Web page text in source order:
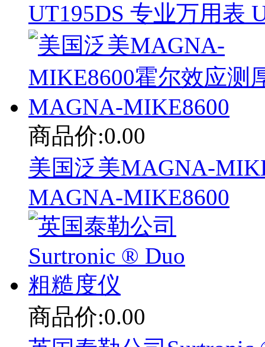
UT195DS 专业万用表
商品价:0.00
美国泛美MAGNA-
MAGNA-MIKE8600
商品价:0.00